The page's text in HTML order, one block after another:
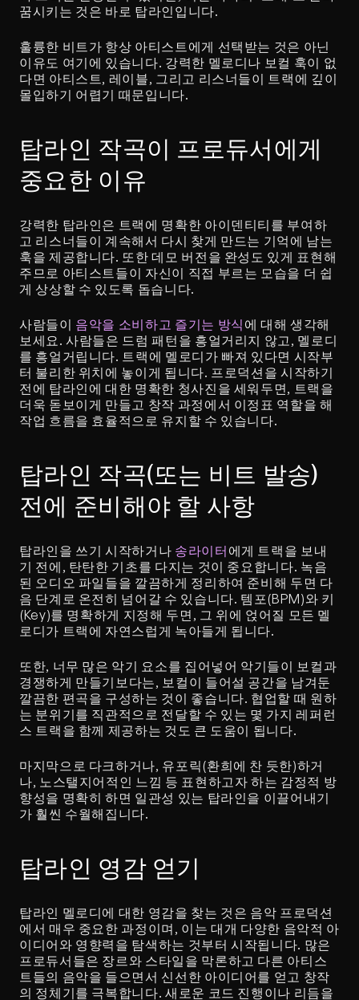
꿈시키는 것은 바로 탑라인입니다.
훌륭한 비트가 항상 아티스트에게 선택받는 것은 아닌
이유도 여기에 있습니다. 강력한 멜로디나 보컬 훅이 없
다면 아티스트, 레이블, 그리고 리스너들이 트랙에 깊이
몰입하기 어렵기 때문입니다.
탑라인 작곡이 프로듀서에게
중요한 이유
강력한 탑라인은 트랙에 명확한 아이덴티티를 부여하
고 리스너들이 계속해서 다시 찾게 만드는 기억에 남는
훅을 제공합니다. 또한 데모 버전을 완성도 있게 표현해
주므로 아티스트들이 자신이 직접 부르는 모습을 더 쉽
게 상상할 수 있도록 돕습니다.
사람들이 음악을 소비하고 즐기는 방식 에 대해 생각해
보세요. 사람들은 드럼 패턴을 흥얼거리지 않고, 멜로디
를 흥얼거립니다. 트랙에 멜로디가 빠져 있다면 시작부
터 불리한 위치에 놓이게 됩니다. 프로덕션을 시작하기
전에 탑라인에 대한 명확한 청사진을 세워두면, 트랙을
더욱 돋보이게 만들고 창작 과정에서 이정표 역할을 해
작업 흐름을 효율적으로 유지할 수 있습니다.
탑라인 작곡(또는 비트 발송)
전에 준비해야 할 사항
탑라인을 쓰기 시작하거나 송라이터 에게 트랙을 보내
기 전에, 탄탄한 기초를 다지는 것이 중요합니다. 녹음
된 오디오 파일들을 깔끔하게 정리하여 준비해 두면 다
음 단계로 온전히 넘어갈 수 있습니다. 템포(BPM)와 키
(Key)를 명확하게 지정해 두면, 그 위에 얹어질 모든 멜
로디가 트랙에 자연스럽게 녹아들게 됩니다.
또한, 너무 많은 악기 요소를 집어넣어 악기들이 보컬과
경쟁하게 만들기보다는, 보컬이 들어설 공간을 남겨둔
깔끔한 편곡을 구성하는 것이 좋습니다. 협업할 때 원하
는 분위기를 직관적으로 전달할 수 있는 몇 가지 레퍼런
스 트랙을 함께 제공하는 것도 큰 도움이 됩니다.
마지막으로 다크하거나, 유포릭(환희에 찬 듯한)하거
나, 노스탤지어적인 느낌 등 표현하고자 하는 감정적 방
향성을 명확히 하면 일관성 있는 탑라인을 이끌어내기
가 훨씬 수월해집니다.
탑라인 영감 얻기
탑라인 멜로디에 대한 영감을 찾는 것은 음악 프로덕션
에서 매우 중요한 과정이며, 이는 대개 다양한 음악적 아
이디어와 영향력을 탐색하는 것부터 시작됩니다. 많은
프로듀서들은 장르와 스타일을 막론하고 다른 아티스
트들의 음악을 들으면서 신선한 아이디어를 얻고 창작
의 정체기를 극복합니다. 새로운 코드 진행이나 리듬을